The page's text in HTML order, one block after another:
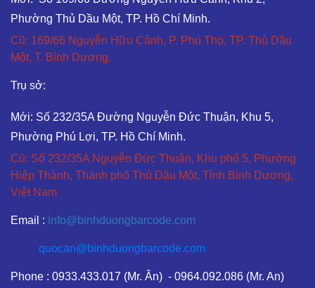
Phường Thủ Dầu Một, TP. Hồ Chí Minh.
Cũ: 169/66 Nguyễn Hữu Cảnh, P. Phú Thọ, TP. Thủ Dầu
Một, T. Bình Dương.
Trụ sở:
Mới: Số 232/35A Đường Nguyễn Đức Thuận, Khu 5,
Phường Phú Lợi, TP. Hồ Chí Minh.
Cũ: Số 232/35A Nguyễn Đức Thuận, Khu phố 5, Phường
Hiệp Thành, Thành phố Thủ Dầu Một, Tỉnh Bình Dương,
Việt Nam
Email : info@binhduongbarcode.com
quocan@binhduongbarcode.com
Phone : 0933.433.017 (Mr. Ân) - 0964.092.086 (Mr. An)